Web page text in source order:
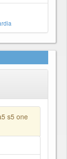
s5 one